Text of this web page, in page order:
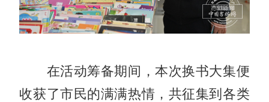
在活动筹备期间，本次换书大集便
收获了市民的满满热情，共征集到各类